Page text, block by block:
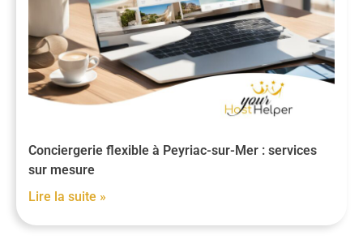
Conciergerie flexible à Peyriac-sur-Mer : services
sur mesure
Lire la suite »